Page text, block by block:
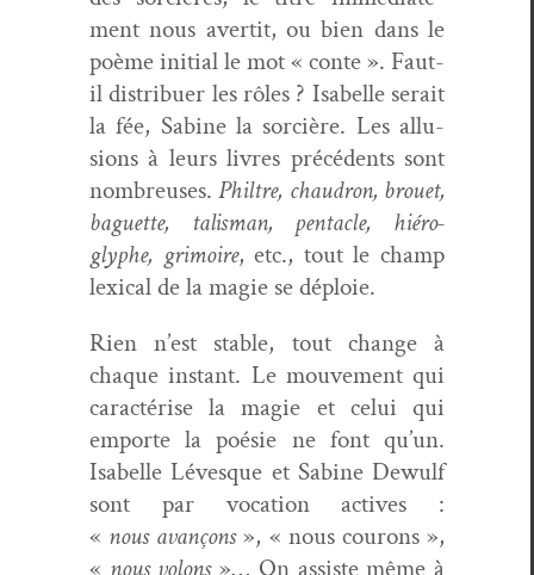
ment nous aver­tit, ou bien dans le
poème ini­tial le mot « con­te ». Faut-
il dis­tribuer les rôles ? Isabelle serait
la fée, Sabine la sor­cière. Les allu­
sions à leurs livres précé­dents sont
nom­breuses.Philtre, chau­dron, brou­et,
baguette, tal­is­man, pen­ta­cle, hiéro­
glyphe, gri­moire, etc., tout le champ
lex­i­cal de la magie se déploie.
Rien n’est sta­ble, tout change à
chaque instant. Le mou­ve­ment qui
car­ac­térise la magie et celui qui
emporte la poésie ne font qu’un.
Isabelle Lévesque et Sabine Dewulf
sont par voca­tion actives :
« nous avançons», « nous courons »,
« nous volons»… On assiste même à